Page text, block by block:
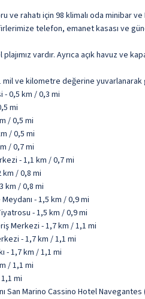
ve rahatı için 98 klimalı oda minibar
telefon, emanet kasası ve
vardır. Ayrıca açık havuz ve
mil ve kilometre değerine
- 0,5 km / 0,3 mi
mi
/ 0,5 mi
/ 0,5 mi
/ 0,7 mi
- 1,1 km / 0,7 mi
km / 0,8 mi
km / 0,8 mi
- 1,5 km / 0,9 mi
- 1,5 km / 0,9 mi
Merkezi - 1,7 km / 1,1 mi
- 1,7 km / 1,1 mi
- 1,7 km / 1,1 mi
/ 1,1 mi
mi
San Marino Cassino Hotel